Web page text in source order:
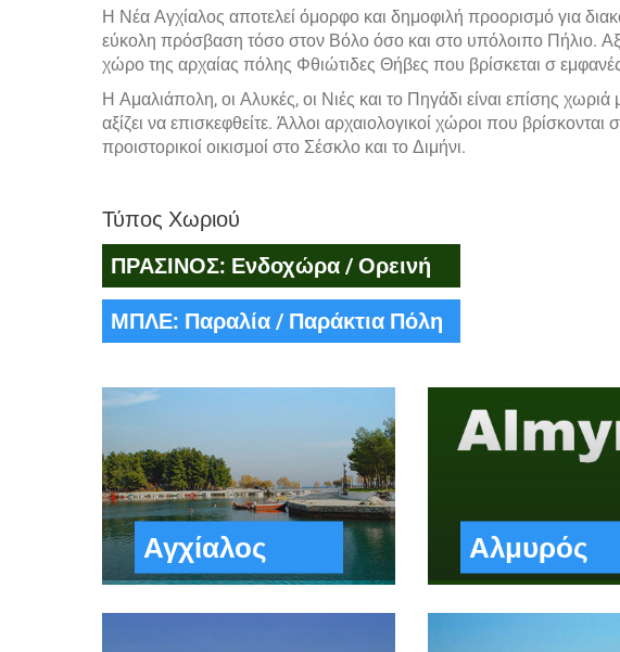
Η Νέα Αγχίαλος αποτελεί όμορφο και δημοφιλή προορισμό για
εύκολη πρόσβαση τόσο στον Βόλο όσο και στο υπόλοιπο Πήλιο.
χώρο της αρχαίας πόλης Φθιώτιδες Θήβες που βρίσκεται σ
Η Αμαλιάπολη, οι Αλυκές, οι Νιές και το Πηγάδι είναι επίσης
αξίζει να επισκεφθείτε. Άλλοι αρχαιολογικοί χώροι που βρίσκονται
προιστορικοί οικισμοί στο Σέσκλο και το Διμήνι.
Τύπος Χωριού
ΠΡΑΣΙΝΟΣ: Ενδοχώρα / Ορεινή
ΜΠΛΕ: Παραλία / Παράκτια Πόλη
Αγχίαλος Αλμυρός